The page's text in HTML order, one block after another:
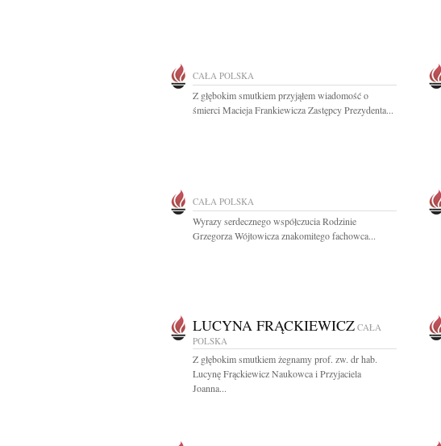
CAŁA POLSKA
Z głębokim smutkiem przyjąłem wiadomość o
śmierci Macieja Frankiewicza Zastępcy Prezydenta...
CAŁA POLSKA
Wyrazy serdecznego współczucia Rodzinie
Grzegorza Wójtowicza znakomitego fachowca...
LUCYNA FRĄCKIEWICZ CAŁA
POLSKA
Z głębokim smutkiem żegnamy prof. zw. dr hab.
Lucynę Frąckiewicz Naukowca i Przyjaciela
Joanna...